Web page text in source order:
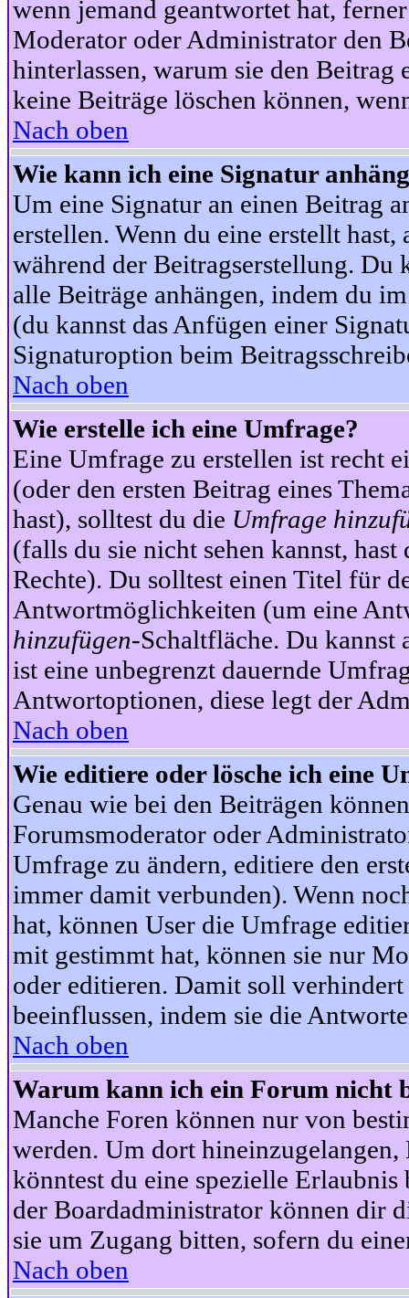
wenn jemand geantwortet hat,
Moderator oder Administrator den
hinterlassen, warum sie den Beitrag
keine Beiträge löschen können,
Nach oben
Wie kann ich eine Signatur
Um eine Signatur an einen Beitrag
erstellen. Wenn du eine erstellt
während der Beitragserstellung. Du
alle Beiträge anhängen, indem du
(du kannst das Anfügen einer
Signaturoption beim
Nach oben
Wie erstelle ich eine Umfrage?
Eine Umfrage zu erstellen ist recht
(oder den ersten Beitrag eines
hast), solltest du die Umfrage
(falls du sie nicht sehen kannst,
Rechte). Du solltest einen Titel für
Antwortmöglichkeiten (um eine
hinzufügen-Schaltfläche. Du
ist eine unbegrenzt dauernde
Antwortoptionen, diese legt der
Nach oben
Wie editiere oder lösche ich eine
Genau wie bei den Beiträgen
Forumsmoderator oder
Umfrage zu ändern, editiere den
immer damit verbunden). Wenn
hat, können User die Umfrage
mit gestimmt hat, können sie nur
oder editieren. Damit soll
beeinflussen, indem sie die
Nach oben
Warum kann ich ein Forum nicht
Manche Foren können nur von
werden. Um dort hineinzugelangen,
könntest du eine spezielle
der Boardadministrator können dir
sie um Zugang bitten, sofern du
Nach oben